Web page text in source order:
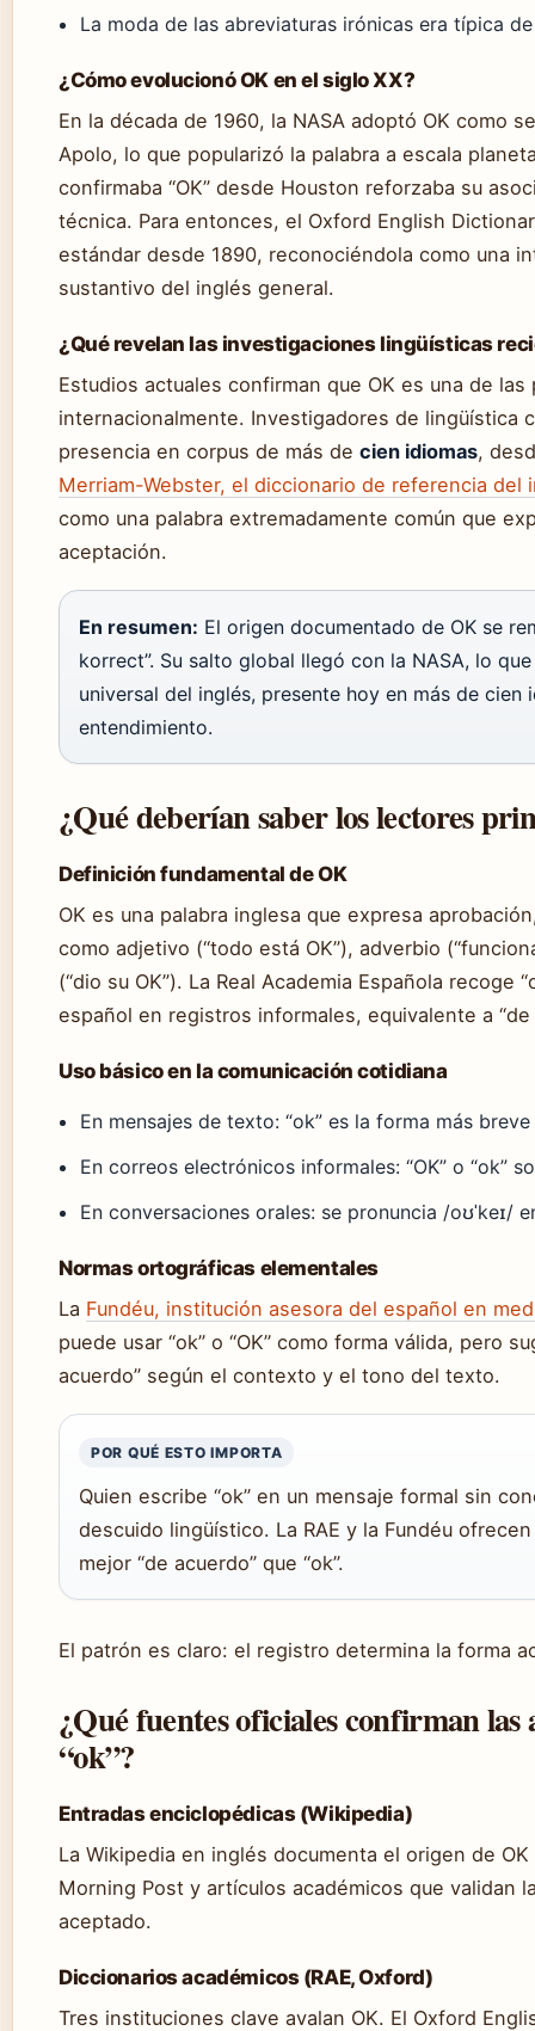
La moda de las abreviaturas irónicas era típica
¿Cómo evolucionó OK en el siglo XX?
En la década de 1960, la NASA adoptó OK como
Apolo, lo que popularizó la palabra a escala
confirmaba “OK” desde Houston reforzaba su
técnica. Para entonces, el Oxford English
estándar desde 1890, reconociéndola como una
sustantivo del inglés general.
¿Qué revelan las investigaciones lingüísticas
Estudios actuales confirman que OK es una de
internacionalmente. Investigadores de lingüística
presencia en corpus de más de cien idiomas,
Merriam-Webster, el diccionario de referencia del
como una palabra extremadamente común que
aceptación.
En resumen: El origen documentado de OK se
korrect”. Su salto global llegó con la NASA, lo
universal del inglés, presente hoy en más de
entendimiento.
¿Qué deberían saber los lectores
Definición fundamental de OK
OK es una palabra inglesa que expresa
como adjetivo (“todo está OK”), adverbio
(“dio su OK”). La Real Academia Española recoge
español en registros informales, equivalente a “de
Uso básico en la comunicación cotidiana
En mensajes de texto: “ok” es la forma más
En correos electrónicos informales: “OK” o “ok”
En conversaciones orales: se pronuncia /oʊˈkeɪ/
Normas ortográficas elementales
La Fundéu, institución asesora del español en
puede usar “ok” o “OK” como forma válida, pero
acuerdo” según el contexto y el tono del texto.
POR QUÉ ESTO IMPORTA
Quien escribe “ok” en un mensaje formal sin
descuido lingüístico. La RAE y la Fundéu
mejor “de acuerdo” que “ok”.
El patrón es claro: el registro determina la forma
¿Qué fuentes oficiales confirman las
“ok”?
Entradas enciclopédicas (Wikipedia)
La Wikipedia en inglés documenta el origen de
Morning Post y artículos académicos que validan
aceptado.
Diccionarios académicos (RAE, Oxford)
Tres instituciones clave avalan OK. El Oxford